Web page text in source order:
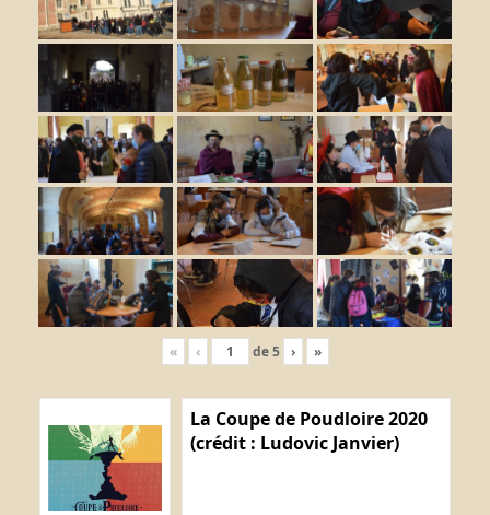
« ‹ de5 › »
La Coupe de Poudloire 2020
(crédit : Ludovic Janvier)